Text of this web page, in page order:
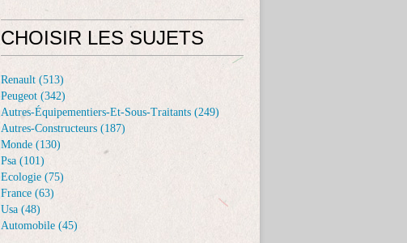
CHOISIR LES SUJETS
Renault (513)
Peugeot (342)
Autres-Équipementiers-Et-Sous-Traitants (249)
Autres-Constructeurs (187)
Monde (130)
Psa (101)
Ecologie (75)
France (63)
Usa (48)
Automobile (45)